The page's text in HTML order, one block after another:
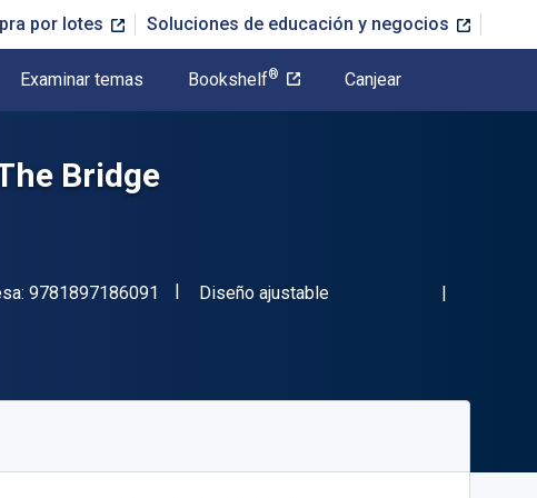
por lotes Soluciones de educación y negocios
Examinar temas Bookshelf® Canjear
Bridge
9781897186091 "ISBN-13 9781897186091"
Formato
Diseño ajustable